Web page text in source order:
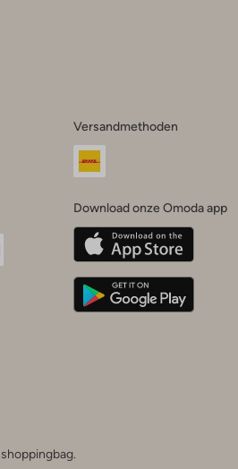
Versandmethoden
Download onze Omoda app